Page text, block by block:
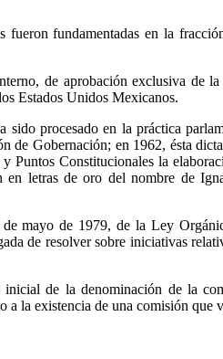
fundamentadas en la
de aprobación exclusiva de
Estados Unidos Mexicanos.
procesado en la práctica
Gobernación; en 1962, ésta
Constitucionales la
letras de oro del nombre de
mayo de 1979, de la Ley
de resolver sobre iniciativas
de la denominación de la
la existencia de una comisión que